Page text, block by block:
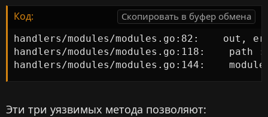
Код: Скопировать в буфер обмена
handlers/modules/modules.go:82:    out,
handlers/modules/modules.go:118:    path
handlers/modules/modules.go:144:
Эти три уязвимых метода позволяют: